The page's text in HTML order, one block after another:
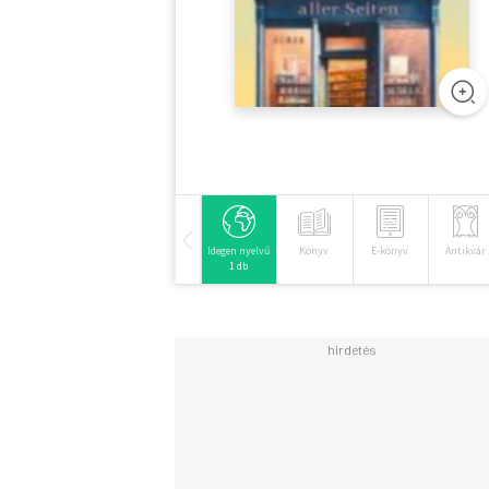
Idegen nyelvű
1 db
Könyv E-könyv Antikvár